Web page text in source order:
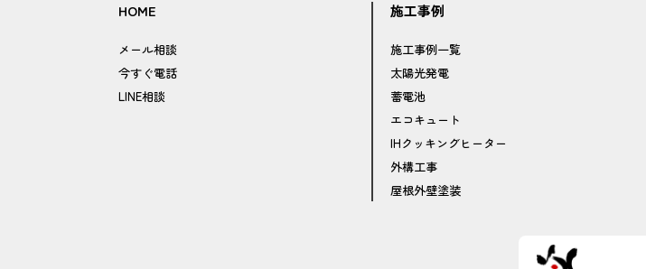
HOME
メール相談
今すぐ電話
LINE相談
施工事例
施工事例一覧
太陽光発電
蓄電池
エコキュート
IHクッキングヒーター
外構工事
屋根外壁塗装